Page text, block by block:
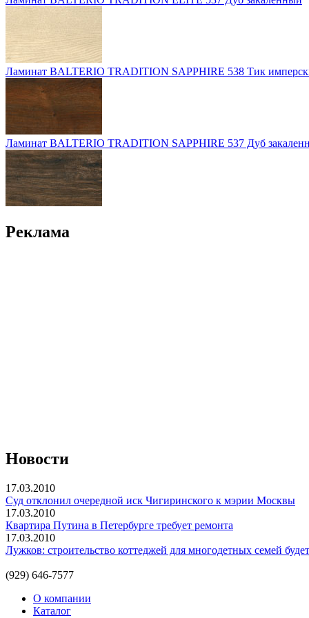
Ламинат BALTERIO TRADITION SAPPHIRE 538 Тик
Ламинат BALTERIO TRADITION SAPPHIRE 537 Дуб
Реклама
Новости
17.03.2010
Суд отклонил очередной иск Чигиринского к мэрии Москвы
17.03.2010
Квартира Путина в Петербурге требует ремонта
17.03.2010
Лужков: строительство коттеджей для многодетных семей
(929) 646-7577
О компании
Каталог